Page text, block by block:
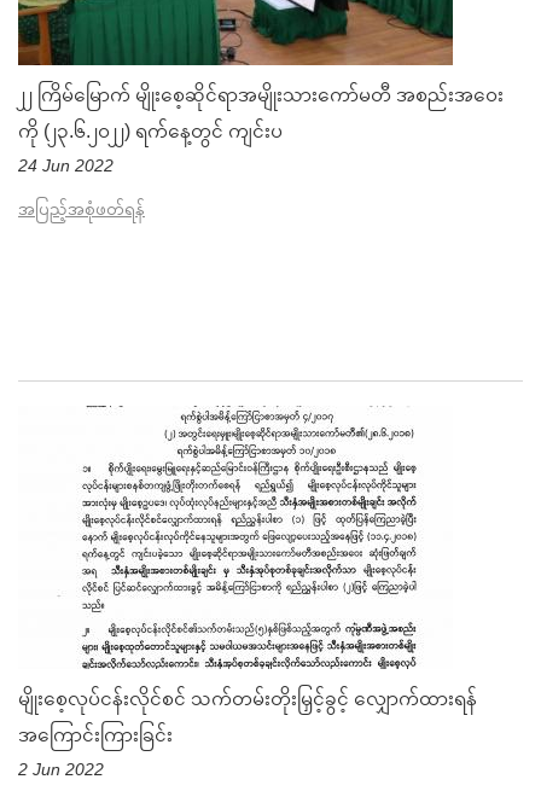
၂၂ ကြိမ်မြောက် မျိုးစေ့ဆိုင်ရာအမျိုးသားကော်မတီ အစည်းအဝေး
ကို (၂၃.၆.၂၀၂၂) ရက်နေ့တွင် ကျင်းပ
24 Jun 2022
အပြည့်အစုံဖတ်ရန်
မျိုးစေ့လုပ်ငန်းလိုင်စင် သက်တမ်းတိုးမြှင့်ခွင့် လျှောက်ထားရန်
အကြောင်းကြားခြင်း
2 Jun 2022